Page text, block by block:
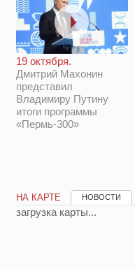
19 октября.
Дмитрий Махонин
представил
Владимиру Путину
итоги программы
«Пермь-300»
НА КАРТЕ НОВОСТИ
загрузка карты...